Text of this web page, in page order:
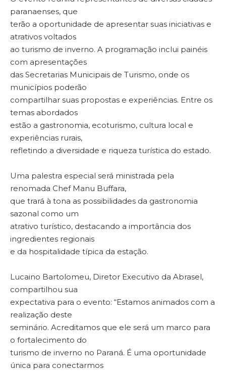
paranaenses, que
terão a oportunidade de apresentar suas iniciativas e
atrativos voltados
ao turismo de inverno. A programação inclui painéis
com apresentações
das Secretarias Municipais de Turismo, onde os
municípios poderão
compartilhar suas propostas e experiências. Entre os
temas abordados
estão a gastronomia, ecoturismo, cultura local e
experiências rurais,
refletindo a diversidade e riqueza turística do estado.
Uma palestra especial será ministrada pela
renomada Chef Manu Buffara,
que trará à tona as possibilidades da gastronomia
sazonal como um
atrativo turístico, destacando a importância dos
ingredientes regionais
e da hospitalidade típica da estação.
Lucaino Bartolomeu, Diretor Executivo da Abrasel,
compartilhou sua
expectativa para o evento: “Estamos animados com a
realização deste
seminário. Acreditamos que ele será um marco para
o fortalecimento do
turismo de inverno no Paraná. É uma oportunidade
única para conectarmos